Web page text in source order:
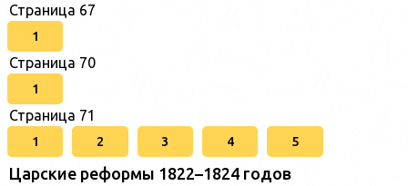
Страница 67
1
Страница 70
1
Страница 71
1 2 3 4 5
Царские реформы 1822–1824 годов